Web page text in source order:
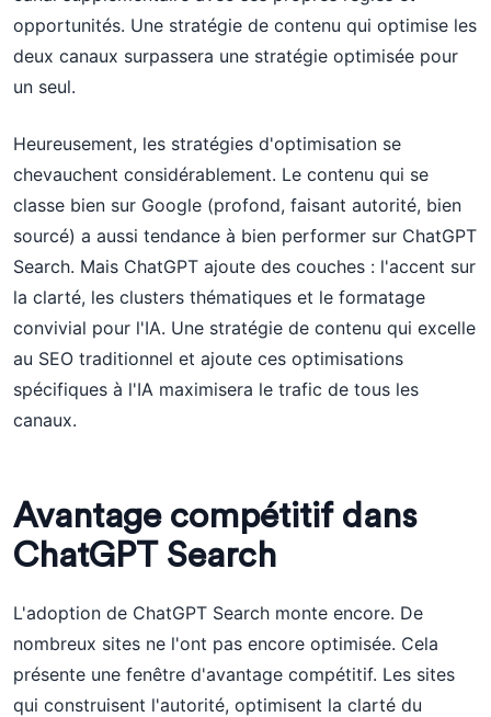
opportunités. Une stratégie de contenu qui optimise les
deux canaux surpassera une stratégie optimisée pour
un seul.
Heureusement, les stratégies d'optimisation se
chevauchent considérablement. Le contenu qui se
classe bien sur Google (profond, faisant autorité, bien
sourcé) a aussi tendance à bien performer sur ChatGPT
Search. Mais ChatGPT ajoute des couches : l'accent sur
la clarté, les clusters thématiques et le formatage
convivial pour l'IA. Une stratégie de contenu qui excelle
au SEO traditionnel et ajoute ces optimisations
spécifiques à l'IA maximisera le trafic de tous les
canaux.
Avantage compétitif dans
ChatGPT Search
L'adoption de ChatGPT Search monte encore. De
nombreux sites ne l'ont pas encore optimisée. Cela
présente une fenêtre d'avantage compétitif. Les sites
qui construisent l'autorité, optimisent la clarté du